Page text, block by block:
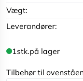
Vægt:
Leverandører:
1stk.på lager
Tilbehør til